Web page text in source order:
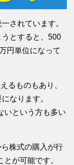
されています。
とすると、500
円単位になって
るものもあり、
なります。
いという方も多い
株式の購入が行
が可能です。